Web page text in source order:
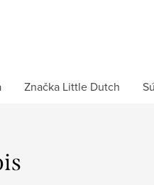
Značka Little Dutch